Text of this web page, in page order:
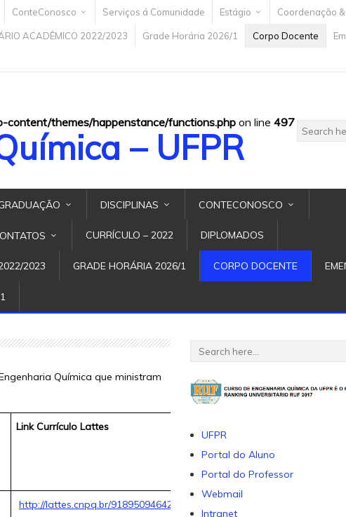
ConteConosco Serviços á Comunidade Estágio Coordenação
ACADÊMICO 2022/2023 Grade Horária 2026/1 Corpo Docente
themes/happenstance/functions.php on line 497
– UFPR
DISCIPLINAS CONTECONOSCO
CURRÍCULO – 2022 DIPLOMADOS
2023 GRADE HORÁRIA 2026/1 CORPO DOCENTE
Química que ministram
Link Currículo Lattes
http://lattes.cnpq.br/9189509464259164
UFPR
Portal do Aluno
Portal do Professor
Webmail
Intranet